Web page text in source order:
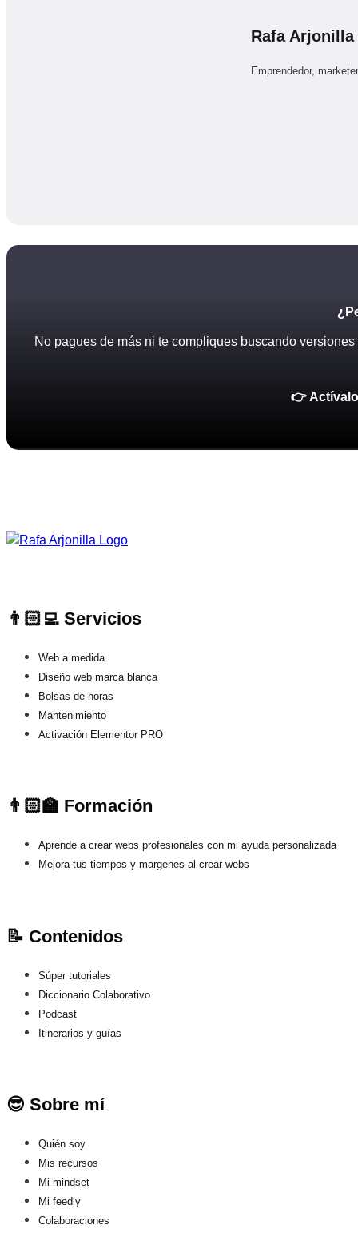
Rafa Arjonilla
Emprendedor,
No pagues de más ni te compliques buscando
👉
👨🏻‍💻 Servicios
Web a medida
Diseño web marca blanca
Bolsas de horas
Mantenimiento
Activación Elementor PRO
👨🏻‍🏫 Formación
Aprende a crear webs profesionales con mi ayuda personalizada
Mejora tus tiempos y margenes al crear webs
📝 Contenidos
Súper tutoriales
Diccionario Colaborativo
Podcast
Itinerarios y guías
😎 Sobre mí
Quién soy
Mis recursos
Mi mindset
Mi feedly
Colaboraciones